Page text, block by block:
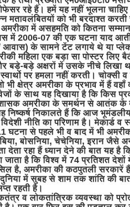
रहे हैं। हमें यह नहीं भूलना
मतावलंबितयों को भी बरदाश्त
में असहमति को कितना
में 2006-07 की एक घटना याद
आवास) के सामने टेंट लगाये थे या
महिला एक बड़ा सा पोस्टर लिए
बड़े-बड़े अक्षरों में उसके नीचे लिखा
पर हमला नहीं करती। चोक्सी
भी क्षेत्र अमरीका के प्रभाव में हैं
के साथ यह दिखाया है कि किस
अमरीका के समर्थन से आतंक के
निष्कर्ष निकालते हैं कि आज
नीति का परिणाम है। मेकार्ड व
घटना से पहले भी व बाद में भी
बोसनिया, चेचेनिया, इरान जैसे
देता रहा हैं ध्यान देने की बात यह
जाता है कि विश्व में 74 प्रतिशत
है, अमरीका की कठपुतली सरकारें
में सुबह से शाम तक शांति की
रहती है।
व लोकतांत्रिक व्यवस्था को